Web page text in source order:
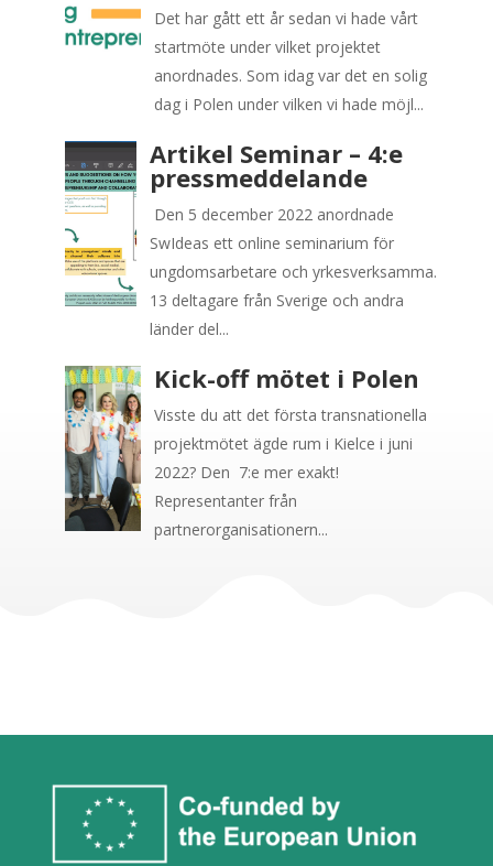
Det har gått ett år sedan vi hade vårt
startmöte under vilket projektet
anordnades. Som idag var det en solig
dag i Polen under vilken vi hade möjl...
Artikel Seminar – 4:e
pressmeddelande
Den 5 december 2022 anordnade
SwIdeas ett online seminarium för
ungdomsarbetare och yrkesverksamma.
13 deltagare från Sverige och andra
länder del...
Kick-off mötet i Polen
Visste du att det första transnationella
projektmötet ägde rum i Kielce i juni
2022? Den 7:e mer exakt!
Representanter från
partnerorganisationern...